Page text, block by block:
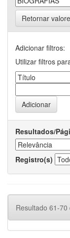
Retornar
Adicionar filtros:
Utilizar filtros
Resultados/
Registro(s)
Resultado 61-70